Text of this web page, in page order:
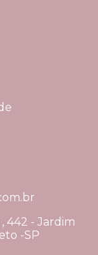
442 - Jardim
-SP